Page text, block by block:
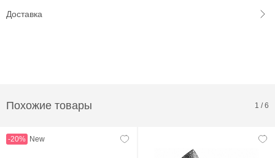
Доставка
Похожие товары 1 /6
-20% New